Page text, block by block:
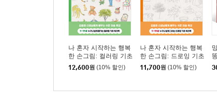
나 혼자 시작하는 행복
한 손그림: 컬러링 기초
12,600원 (10% 할인)
나 혼자 시작하는 행복
한 손그림: 드로잉 기초
11,700원 (10% 할인)